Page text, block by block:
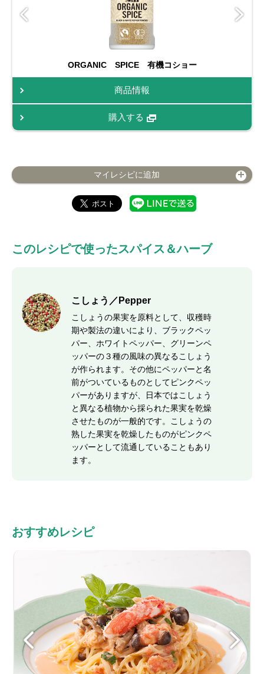
ORGANIC SPICE 有機コショー
商品情報
購入する
マイレシピに追加
このレシピで使ったスパイス＆ハーブ
こしょう／Pepper
こしょうの果実を原料として、収穫時
期や製法の違いにより、ブラックペッ
パー、ホワイトペッパー、グリーンペ
ッパーの３種の風味の異なるこしょう
が作られます。その他にペッパーと名
前がついているものとしてピンクペッ
パーがありますが、日本ではこしょう
と異なる植物から採られた果実を乾燥
させたものが一般的です。こしょうの
熟した果実を乾燥したものがピンクペ
ッパーとして流通していることもあり
ます。
おすすめレシピ